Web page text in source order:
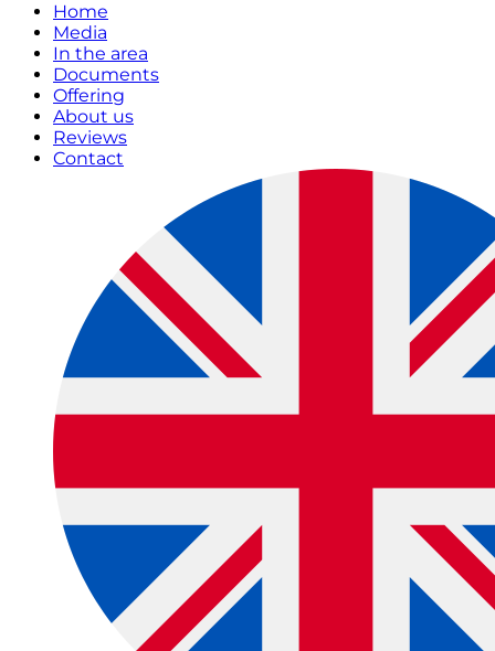
Home
Media
In the area
Documents
Offering
About us
Reviews
Contact